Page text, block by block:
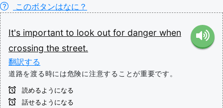
このボタンはなに？
It's important to look out for danger when
crossing the street.
翻訳する
道路を渡る時には危険に注意することが重要です。
読めるようになる
話せるようになる